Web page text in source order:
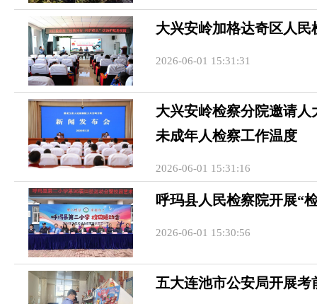
大兴安岭加格达奇区人
2026-06-01 15:31:31
大兴安岭检察分院邀请
未成年人检察工作温度
2026-06-01 15:31:16
呼玛县人民检察院开展“
2026-06-01 15:30:56
五大连池市公安局开展